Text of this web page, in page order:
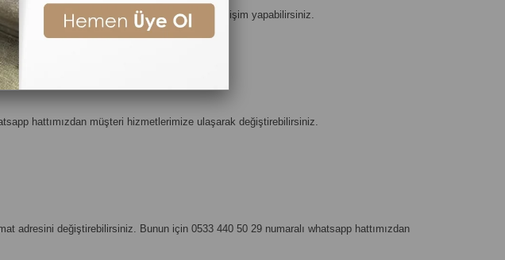
müşteri hizmetlerimize ulaşarak değişim yapabilirsiniz.
hattımızdan müşteri hizmetlerimize ulaşarak değiştirebilirsiniz.
adresini değiştirebilirsiniz. Bunun için 0533 440 50 29 numaralı whatsapp hattımızdan